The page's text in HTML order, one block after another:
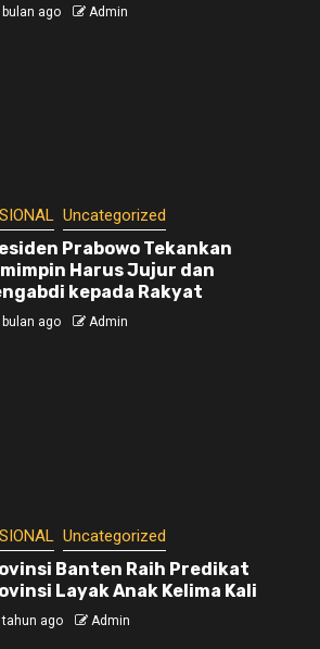
ago Admin
Uncategorized
Prabowo Tekankan
Harus Jujur dan
kepada Rakyat
ago Admin
Uncategorized
Banten Raih Predikat
Layak Anak Kelima Kali
ago Admin